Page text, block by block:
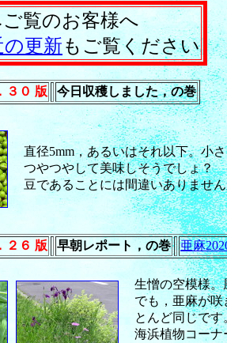
ご覧のお客様へ
の更新もご覧ください
３０ 版 今日収穫しました，の巻
直径5mm，あるいはそれ以下。小
つやつやして美味しそうでしょ？
豆であることには間違いありませ
２６ 版 早朝レポート，の巻 亜麻
生憎の空模様。
でも，亜麻が
とんど同じです
海浜植物コーナ